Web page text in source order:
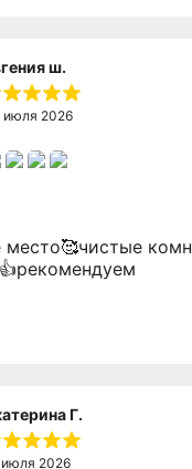
ш.
июля 2026
место🥰чистые
Г.
июля 2026
Проживание
Услуги
Отзывы
Фотогалерея